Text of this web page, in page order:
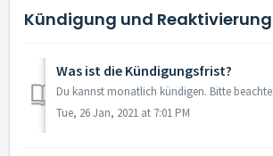
Kündigung und Reaktivierung
Was ist die Kündigungsfrist?
Tue, 26 Jan, 2021 at 7:01 PM